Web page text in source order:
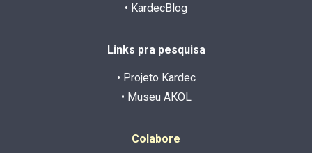
• KardecBlog
Links pra pesquisa
• Projeto Kardec
• Museu AKOL
Colabore